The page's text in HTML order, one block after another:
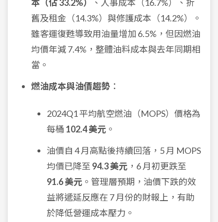
本（佔 33.2%）
、人事成本（16.7%）、折
舊及租金（14.3%）與修護成本（14.2%）。
雖客運復甦導致用油量增加 6.5%，但因燃油
均價年減 7.4%，整體油料成本與去年同期相
當。
燃油成本與油價趨勢 ：
2024Q1 平均航空燃油（MOPS）價格為
每桶 102.4 美元 。
油價自 4 月高點後持續回落，5 月 MOPS
均價已降至 94.3 美元 ，6 月初更跌至
91.6 美元 。管理層預期，油價下跌的效
益將遞延反應在 7 月份的財報上，有助
於降低營運成本壓力。